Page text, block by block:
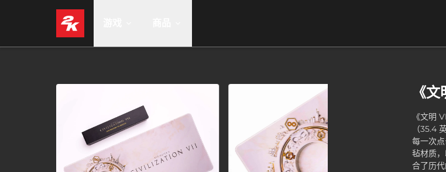
《
《文明
（35.4
每一次
毡材质
合了历